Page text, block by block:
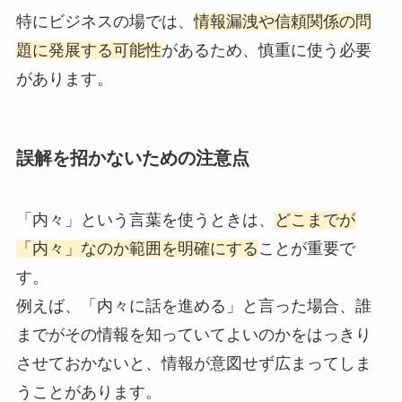
特にビジネスの場では、情報漏洩や信頼関係の問
題に発展する可能性があるため、慎重に使う必要
があります。
誤解を招かないための注意点
「内々」という言葉を使うときは、
どこまでが
「内々」なのか範囲を明確にする ことが重要で
す。
例えば、「内々に話を進める」と言った場合、誰
までがその情報を知っていてよいのかをはっきり
させておかないと、情報が意図せず広まってしま
うことがあります。